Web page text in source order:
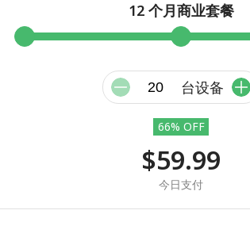
12 个月商业套餐
台设备
66% OFF
$59.99
今日支付